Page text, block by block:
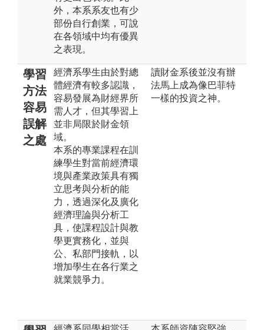
外，本系系友也有少
部份自行創業，可說
在各領域中均有優異
之表現。
學習
方法
容易
誤解
之處
經濟系學生由於對總
體經濟有較多認識，
容易發展為財經界所
需人才，但其學習上
並非局限於財金領
域。
本系的專業課程在訓
練學生對當前經濟環
境與產業政策具有獨
立思考與分析的能
力，透過深化及廣化
經濟理論與分析工
具，使課程設計與教
學更實務化，並與
公、私部門接軌，以
增加學生在各行業之
就業競爭力。
讀財金系後並沒有辦
法馬上成為像巴菲特
一樣的投資之神。